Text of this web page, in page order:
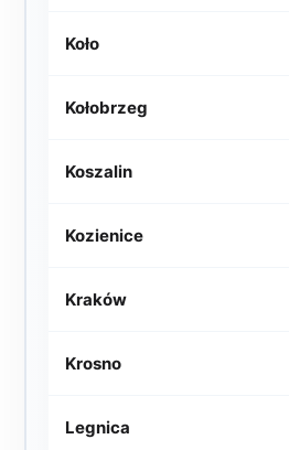
Koło
Kołobrzeg
Koszalin
Kozienice
Kraków
Krosno
Legnica